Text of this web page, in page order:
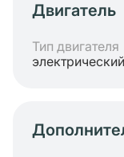
Двигатель
Тип двигателя
электрический